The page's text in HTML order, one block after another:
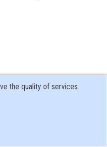
the quality of services.